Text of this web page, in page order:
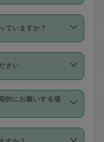
定です。3時間を
、延長機能をご
ご利用いただくに
必要です。な
、値引き等はござ
ていますか？
らタスカジさん自
ています。
定には最初は制限
レビューの平均
能な最高額が上
っています。
さい
トカード（Visa／
EXPRESS／
ります。
的にお願いする場
と「定期（毎週｜